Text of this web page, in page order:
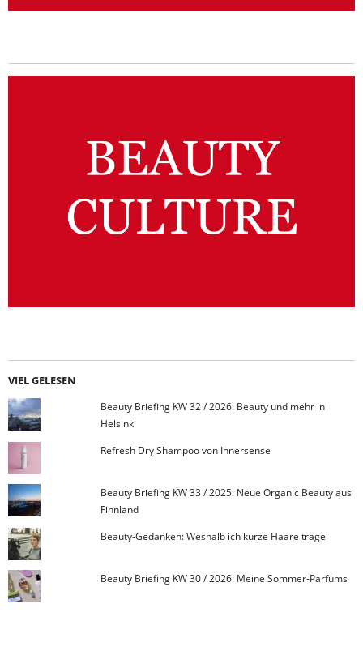
VIEL GELESEN
Beauty Briefing KW 32 / 2026: Beauty und mehr in
Helsinki
Refresh Dry Shampoo von Innersense
Beauty Briefing KW 33 / 2025: Neue Organic Beauty aus
Finnland
Beauty-Gedanken: Weshalb ich kurze Haare trage
Beauty Briefing KW 30 / 2026: Meine Sommer-Parfüms